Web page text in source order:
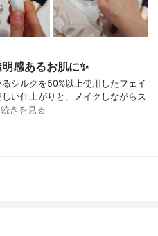
感あるお肌に✨
シルクを50%以上使用したフェイ
い仕上がりと、メイクしながらス
続きを見る